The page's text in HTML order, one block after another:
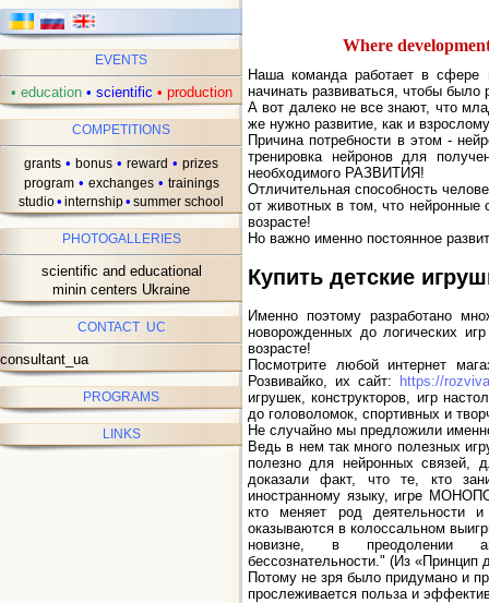
EVENTS
• education • scientific • production
COMPETITIONS
grants • bonus • reward • prizes
program • exchanges • trainings
studio• internship• summer school
PHOTOGALLERIES
scientific and educational
minin centers Ukraine
CONTACT UC
consultant_ua
PROGRAMS
LINKS
Where
Наша команда работает в сфере
начинать развиваться, чтобы было
А вот далеко не все знают, что
же нужно развитие, как и
Причина потребности в этом -
тренировка нейронов для
необходимого РАЗВИТИЯ!
Отличительная способность
от животных в том, что нейронные
возрасте!
Но важно именно постоянное
Купить детские
Именно поэтому разработано
новорожденных до логических
возрасте!
Посмотрите любой интернет
Розвивайко, их сайт:
https://
игрушек, конструкторов, игр
до головоломок, спортивных и
Не случайно мы предложили
Ведь в нем так много полезных
полезно для нейронных связей,
доказали факт, что те, кто
иностранному языку, игре
кто меняет род деятельности
оказываются в колоссальном
новизне, в преодолении
бессознательности." (Из «Принцип
Потому не зря было придумано и
прослеживается польза и